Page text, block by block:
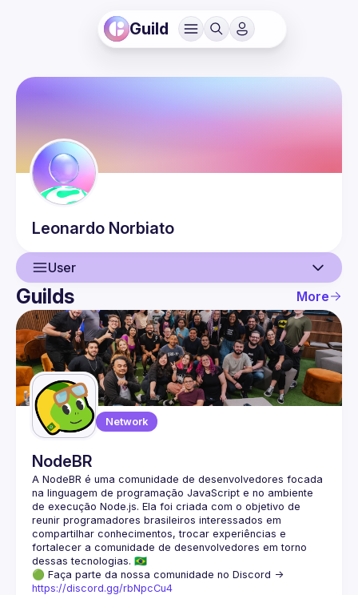
Guild
Leonardo Norbiato
User
User
Events
Guilds
Guilds More
Network
NodeBR
A NodeBR é uma comunidade de desenvolvedores focada
na linguagem de programação JavaScript e no ambiente
de execução Node.js. Ela foi criada com o objetivo de
reunir programadores brasileiros interessados em
compartilhar conhecimentos, trocar experiências e
fortalecer a comunidade de desenvolvedores em torno
🟢 Faça parte da nossa comunidade no Discord ->
https://discord.gg/rbNpcCu4